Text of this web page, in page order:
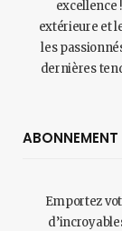
excellence
extérieure et
les
dernières
ABONNEMENT
Emportez